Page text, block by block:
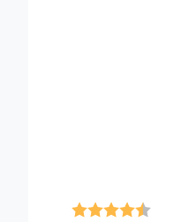
Karakter: